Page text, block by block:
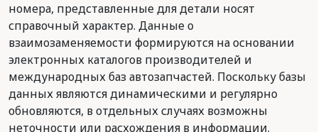
номера, представленные для детали носят
справочный характер. Данные о
взаимозаменяемости формируются на основании
электронных каталогов производителей и
международных баз автозапчастей. Поскольку базы
данных являются динамическими и регулярно
обновляются, в отдельных случаях возможны
неточности или расхождения в информации.